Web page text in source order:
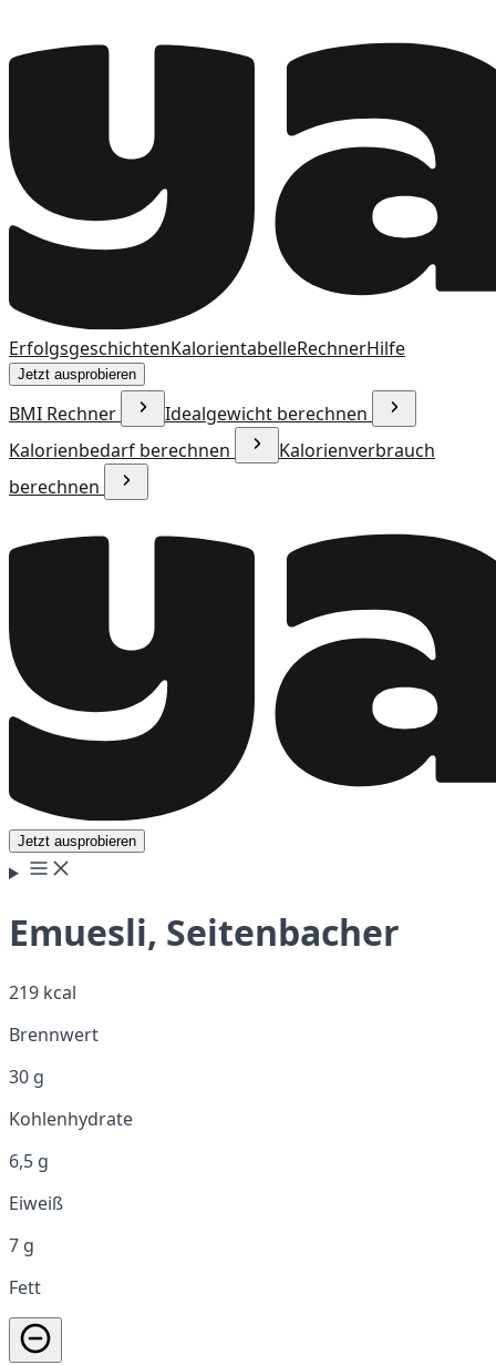
ErfolgsgeschichtenKalorientabelleRechnerHilfe
Jetzt ausprobieren
BMI Rechner
Idealgewicht berechnen
Kalorienbedarf berechnen
Kalorienverbrauch
berechnen
Jetzt ausprobieren
Emuesli, Seitenbacher
219 kcal
Brennwert
30 g
Kohlenhydrate
6,5 g
Eiweiß
7 g
Fett